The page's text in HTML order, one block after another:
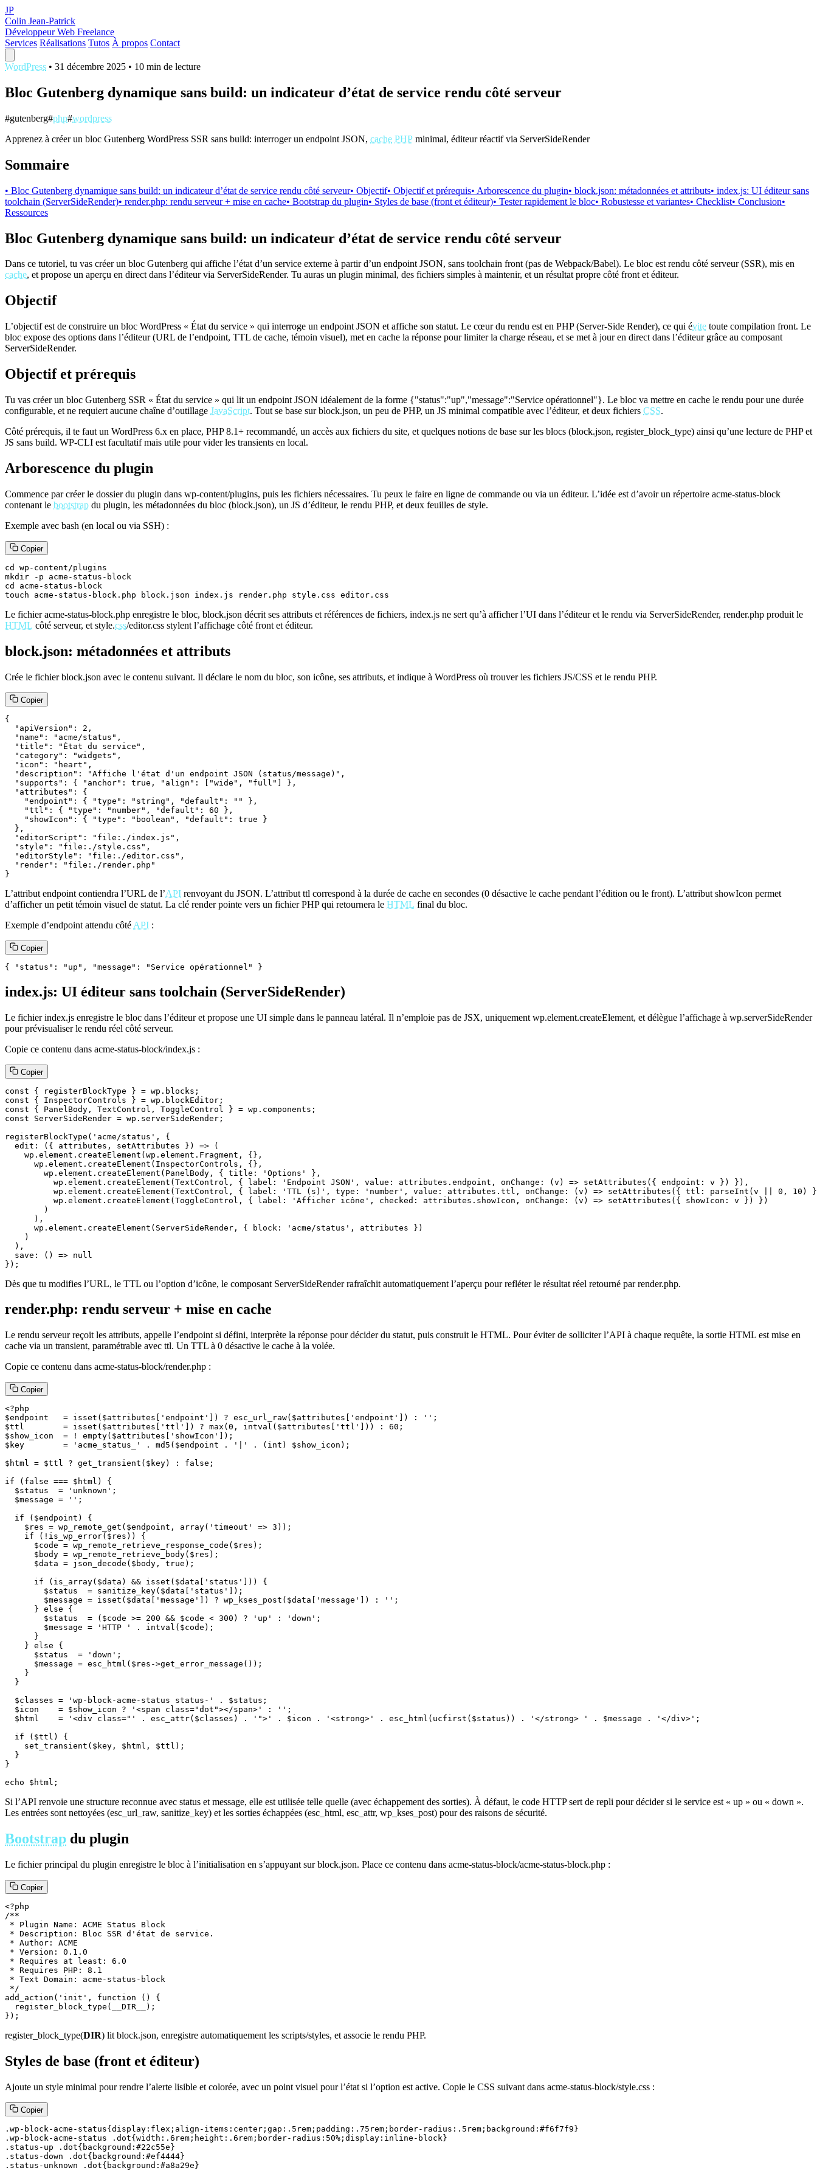
JP
Colin Jean-Patrick
Développeur Web Freelance
Services Réalisations Tutos À propos Contact
WordPress • 31 décembre 2025 • 10 min de lecture
Bloc Gutenberg dynamique sans build: un indicateur d’état de service rendu côté serveur
#gutenberg#php#wordpress
Apprenez à créer un bloc Gutenberg WordPress SSR sans build: interroger un endpoint JSON, cache PHP minimal, éditeur réactif via ServerSideRender
Sommaire
• Bloc Gutenberg dynamique sans build: un indicateur d’état de service rendu côté serveur• Objectif• Objectif et prérequis• Arborescence du plugin• block.json: métadonnées et attributs• index.js: UI éditeur sans
toolchain (ServerSideRender)• render.php: rendu serveur + mise en cache• Bootstrap du plugin• Styles de base (front et éditeur)• Tester rapidement le bloc• Robustesse et variantes• Checklist• Conclusion•
Ressources
Bloc Gutenberg dynamique sans build: un indicateur d’état de service rendu côté serveur
Dans ce tutoriel, tu vas créer un bloc Gutenberg qui affiche l’état d’un service externe à partir d’un endpoint JSON, sans toolchain front (pas de Webpack/Babel). Le bloc est rendu côté serveur (SSR), mis en
cache, et propose un aperçu en direct dans l’éditeur via ServerSideRender. Tu auras un plugin minimal, des fichiers simples à maintenir, et un résultat propre côté front et éditeur.
Objectif
L’objectif est de construire un bloc WordPress « État du service » qui interroge un endpoint JSON et affiche son statut. Le cœur du rendu est en PHP (Server-Side Render), ce qui évite toute compilation front. Le
bloc expose des options dans l’éditeur (URL de l’endpoint, TTL de cache, témoin visuel), met en cache la réponse pour limiter la charge réseau, et se met à jour en direct dans l’éditeur grâce au composant
ServerSideRender.
Objectif et prérequis
Tu vas créer un bloc Gutenberg SSR « État du service » qui lit un endpoint JSON idéalement de la forme {"status":"up","message":"Service opérationnel"}. Le bloc va mettre en cache le rendu pour une durée
configurable, et ne requiert aucune chaîne d’outillage JavaScript. Tout se base sur block.json, un peu de PHP, un JS minimal compatible avec l’éditeur, et deux fichiers CSS.
Côté prérequis, il te faut un WordPress 6.x en place, PHP 8.1+ recommandé, un accès aux fichiers du site, et quelques notions de base sur les blocs (block.json, register_block_type) ainsi qu’une lecture de PHP et
JS sans build. WP-CLI est facultatif mais utile pour vider les transients en local.
Arborescence du plugin
Commence par créer le dossier du plugin dans wp-content/plugins, puis les fichiers nécessaires. Tu peux le faire en ligne de commande ou via un éditeur. L’idée est d’avoir un répertoire acme-status-block
contenant le bootstrap du plugin, les métadonnées du bloc (block.json), un JS d’éditeur, le rendu PHP, et deux feuilles de style.
Exemple avec bash (en local ou via SSH) :
Copier
cd wp-content/plugins
mkdir -p acme-status-block
cd acme-status-block
touch acme-status-block.php block.json index.js render.php style.css editor.css
Le fichier acme-status-block.php enregistre le bloc, block.json décrit ses attributs et références de fichiers, index.js ne sert qu’à afficher l’UI dans l’éditeur et le rendu via ServerSideRender, render.php produit le
HTML côté serveur, et style.css/editor.css stylent l’affichage côté front et éditeur.
block.json: métadonnées et attributs
Crée le fichier block.json avec le contenu suivant. Il déclare le nom du bloc, son icône, ses attributs, et indique à WordPress où trouver les fichiers JS/CSS et le rendu PHP.
Copier
{
  "apiVersion": 2,
  "name": "acme/status",
  "title": "État du service",
  "category": "widgets",
  "icon": "heart",
  "description": "Affiche l'état d'un endpoint JSON (status/message)",
  "supports": { "anchor": true, "align": ["wide", "full"] },
  "attributes": {
    "endpoint": { "type": "string", "default": "" },
    "ttl": { "type": "number", "default": 60 },
    "showIcon": { "type": "boolean", "default": true }
  },
  "editorScript": "file:./index.js",
  "style": "file:./style.css",
  "editorStyle": "file:./editor.css",
  "render": "file:./render.php"
}
L’attribut endpoint contiendra l’URL de l’API renvoyant du JSON. L’attribut ttl correspond à la durée de cache en secondes (0 désactive le cache pendant l’édition ou le front). L’attribut showIcon permet
d’afficher un petit témoin visuel de statut. La clé render pointe vers un fichier PHP qui retournera le HTML final du bloc.
Exemple d’endpoint attendu côté API :
Copier
{ "status": "up", "message": "Service opérationnel" }
index.js: UI éditeur sans toolchain (ServerSideRender)
Le fichier index.js enregistre le bloc dans l’éditeur et propose une UI simple dans le panneau latéral. Il n’emploie pas de JSX, uniquement wp.element.createElement, et délègue l’affichage à wp.serverSideRender
pour prévisualiser le rendu réel côté serveur.
Copie ce contenu dans acme-status-block/index.js :
Copier
const { registerBlockType } = wp.blocks;
const { InspectorControls } = wp.blockEditor;
const { PanelBody, TextControl, ToggleControl } = wp.components;
const ServerSideRender = wp.serverSideRender;
registerBlockType('acme/status', {
  edit: ({ attributes, setAttributes }) => (
    wp.element.createElement(wp.element.Fragment, {},
      wp.element.createElement(InspectorControls, {},
        wp.element.createElement(PanelBody, { title: 'Options' },
          wp.element.createElement(TextControl, { label: 'Endpoint JSON', value: attributes.endpoint, onChange: (v) => setAttributes({ endpoint: v }) }),
wp.element.createElement(TextControl, { label: 'TTL (s)', type: 'number', value: attributes.ttl, onChange: (v) => setAttributes({ ttl: parseInt(v || 0, 10)
          wp.element.createElement(ToggleControl, { label: 'Afficher icône', checked: attributes.showIcon, onChange: (v) => setAttributes({ showIcon: v }) })
        )
      ),
      wp.element.createElement(ServerSideRender, { block: 'acme/status', attributes })
    )
  ),
  save: () => null
});
Dès que tu modifies l’URL, le TTL ou l’option d’icône, le composant ServerSideRender rafraîchit automatiquement l’aperçu pour refléter le résultat réel retourné par render.php.
render.php: rendu serveur + mise en cache
Le rendu serveur reçoit les attributs, appelle l’endpoint si défini, interprète la réponse pour décider du statut, puis construit le HTML. Pour éviter de solliciter l’API à chaque requête, la sortie HTML est mise en
cache via un transient, paramétrable avec ttl. Un TTL à 0 désactive le cache à la volée.
Copie ce contenu dans acme-status-block/render.php :
Copier
<?php
$endpoint   = isset($attributes['endpoint']) ? esc_url_raw($attributes['endpoint']) : '';
$ttl        = isset($attributes['ttl']) ? max(0, intval($attributes['ttl'])) : 60;
$show_icon  = ! empty($attributes['showIcon']);
$key        = 'acme_status_' . md5($endpoint . '|' . (int) $show_icon);
$html = $ttl ? get_transient($key) : false;
if (false === $html) {
  $status  = 'unknown';
  $message = '';
  if ($endpoint) {
    $res = wp_remote_get($endpoint, array('timeout' => 3));
    if (!is_wp_error($res)) {
      $code = wp_remote_retrieve_response_code($res);
      $body = wp_remote_retrieve_body($res);
      $data = json_decode($body, true);
      if (is_array($data) && isset($data['status'])) {
        $status  = sanitize_key($data['status']);
        $message = isset($data['message']) ? wp_kses_post($data['message']) : '';
      } else {
        $status  = ($code >= 200 && $code < 300) ? 'up' : 'down';
        $message = 'HTTP ' . intval($code);
      }
    } else {
      $status  = 'down';
      $message = esc_html($res->get_error_message());
    }
  }
  $classes = 'wp-block-acme-status status-' . $status;
  $icon    = $show_icon ? '<span class="dot"></span>' : '';
  $html    = '<div class="' . esc_attr($classes) . '">' . $icon . '<strong>' . esc_html(ucfirst($status)) . '</strong> ' . $message . '</div>';
  if ($ttl) {
    set_transient($key, $html, $ttl);
  }
}
echo $html;
Si l’API renvoie une structure reconnue avec status et message, elle est utilisée telle quelle (avec échappement des sorties). À défaut, le code HTTP sert de repli pour décider si le service est « up » ou « down ».
Les entrées sont nettoyées (esc_url_raw, sanitize_key) et les sorties échappées (esc_html, esc_attr, wp_kses_post) pour des raisons de sécurité.
Bootstrap du plugin
Le fichier principal du plugin enregistre le bloc à l’initialisation en s’appuyant sur block.json. Place ce contenu dans acme-status-block/acme-status-block.php :
Copier
<?php
/**
* Plugin Name: ACME Status Block
* Description: Bloc SSR d'état de service.
* Author: ACME
* Version: 0.1.0
* Requires at least: 6.0
* Requires PHP: 8.1
* Text Domain: acme-status-block
*/
add_action('init', function () {
  register_block_type(__DIR__);
});
register_block_type(DIR) lit block.json, enregistre automatiquement les scripts/styles, et associe le rendu PHP.
Styles de base (front et éditeur)
Ajoute un style minimal pour rendre l’alerte lisible et colorée, avec un point visuel pour l’état si l’option est active. Copie le CSS suivant dans acme-status-block/style.css :
Copier
.wp-block-acme-status{display:flex;align-items:center;gap:.5rem;padding:.75rem;border-radius:.5rem;background:#f6f7f9}
.wp-block-acme-status .dot{width:.6rem;height:.6rem;border-radius:50%;display:inline-block}
.status-up .dot{background:#22c55e}
.status-down .dot{background:#ef4444}
.status-unknown .dot{background:#a8a29e}